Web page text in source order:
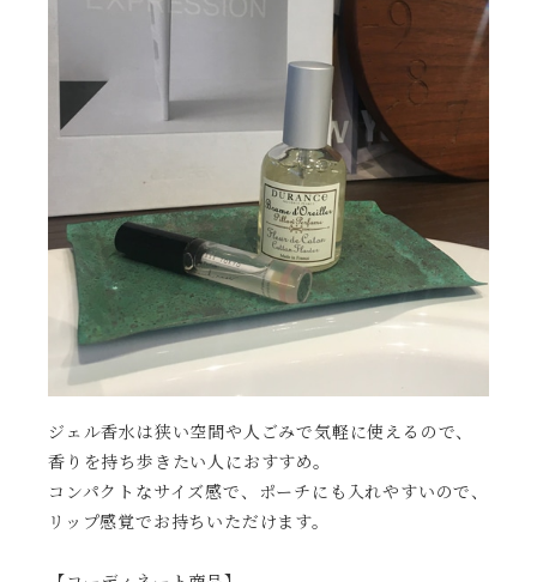
ジェル香水は狭い空間や人ごみで気軽に使えるので、
香りを持ち歩きたい人におすすめ。
コンパクトなサイズ感で、ポーチにも入れやすいので、
リップ感覚でお持ちいただけます。